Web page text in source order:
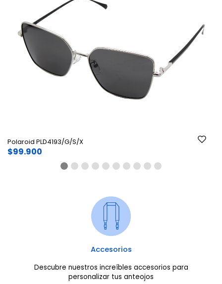
Polaroid PLD4193/G/S/X
$99.900
Accesorios
Descubre nuestros increíbles accesorios para
personalizar tus anteojos